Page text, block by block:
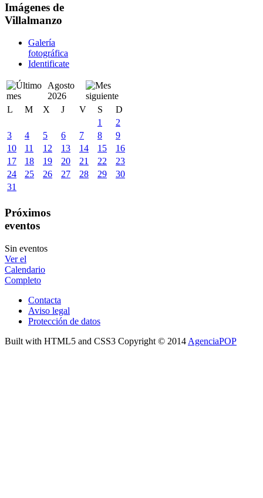
Imágenes de
Villalmanzo
Galería
fotográfica
Identificate
Agosto
2026
L
M X J V S
D
1
2
3
4 5 6 7 8
9
10
11 12 13 14 15
16
17
18 19 20 21 22
23
24
25 26 27 28 29
30
31
Próximos
eventos
Sin eventos
Ver el
Calendario
Completo
Contacta
Aviso legal
Protección de datos
Built with HTML5 and CSS3 Copyright © 2014 AgenciaPOP